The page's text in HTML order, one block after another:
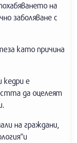
на
заболяване с
като причина
кедри е
да оцелеят
на граждани,